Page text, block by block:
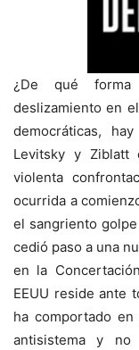
¿De qué
deslizamiento en
democráticas,
Levitsky y
violenta
ocurrida a
el sangriento
cedió paso a una
en la
EEUU reside ante
ha comportado
antisistema y